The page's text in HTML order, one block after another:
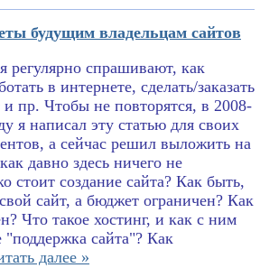
будущим владельцам сайтов
регулярно спрашивают, как
в интернете, сделать/заказать
и пр. Чтобы не повторятся, в 2008-
я написал эту статью для своих
а сейчас решил выложить на
давно здесь ничего не
стоит создание сайта? Как быть,
сайт, а бюджет ограничен? Как
Что такое хостинг, и как с ним
"поддержка сайта"? Как
далее »